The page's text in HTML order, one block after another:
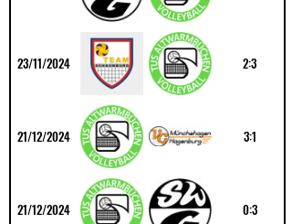
23/11/2024 2:3
21/12/2024 3:1
21/12/2024 0:3